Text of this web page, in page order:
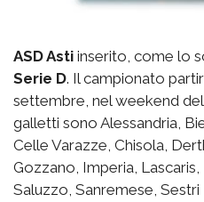
ASD Asti inserito, come lo
Serie D. Il campionato
settembre, nel weekend
galletti sono Alessandria,
Celle Varazze, Chisola,
Gozzano, Imperia,
Saluzzo, Sanremese,